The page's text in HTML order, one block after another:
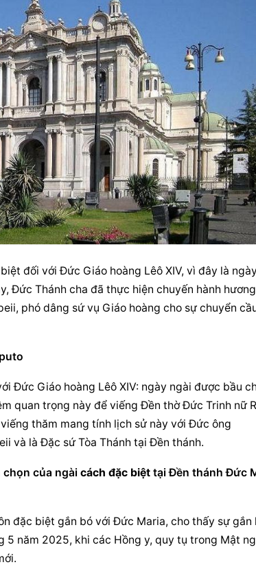
đối với Đức Giáo hoàng Lêô XIV, vì đây là ngày
Đức Thánh cha đã thực hiện chuyến hành hương
phó dâng sứ vụ Giáo hoàng cho sự chuyển
Đức Giáo hoàng Lêô XIV: ngày ngài được bầu
quan trọng này để viếng Đền thờ Đức Trinh nữ
thăm mang tính lịch sử này với Đức ông
và là Đặc sứ Tòa Thánh tại Đền thánh.
của ngài cách đặc biệt tại Đền thánh Đức
đặc biệt gắn bó với Đức Maria, cho thấy sự gắn
năm 2025, khi các Hồng y, quy tụ trong Mật